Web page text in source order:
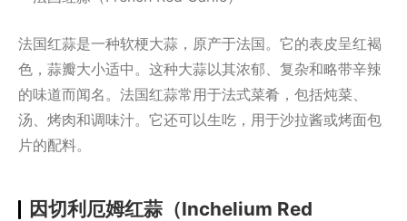
法国红蒜是一种软梗大蒜，原产于法国。它的表皮呈红褐
色，蒜瓣大小适中。这种大蒜以其浓郁、复杂和略带辛辣
的味道而闻名。法国红蒜常用于法式菜肴，包括炖菜、
汤、烤肉和调味汁。它还可以生吃，用于沙拉酱或烤面包
片的配料。
因切利厄姆红蒜（Inchelium Red